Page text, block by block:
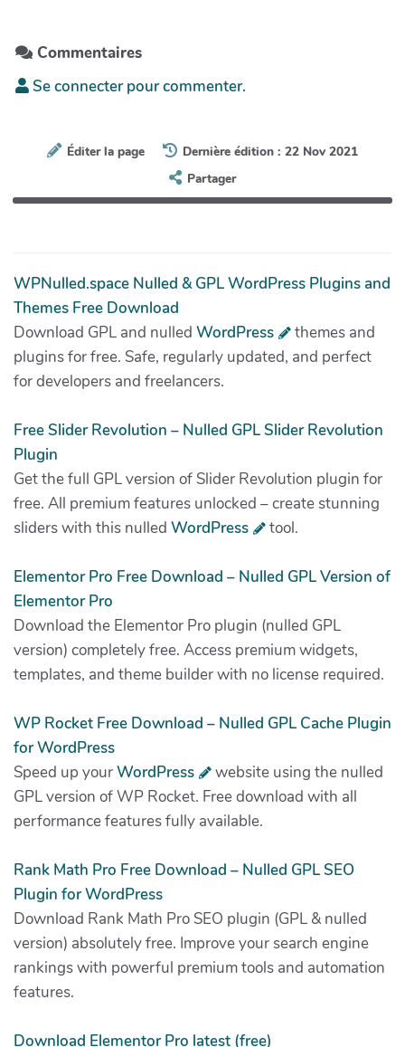
Commentaires
Se connecter pour commenter.
Éditer la page
Dernière édition : 22 Nov 2021
Partager
WPNulled.space Nulled & GPL WordPress Plugins and
Themes Free Download
Download GPL and nulled WordPress
themes and
plugins for free. Safe, regularly updated, and perfect
for developers and freelancers.
Free Slider Revolution – Nulled GPL Slider Revolution
Plugin
Get the full GPL version of Slider Revolution plugin for
free. All premium features unlocked – create stunning
sliders with this nulled WordPress tool.
Elementor Pro Free Download – Nulled GPL Version of
Elementor Pro
Download the Elementor Pro plugin (nulled GPL
version) completely free. Access premium widgets,
templates, and theme builder with no license required.
WP Rocket Free Download – Nulled GPL Cache Plugin
for WordPress
Speed up yourWordPress
website using the nulled
GPL version of WP Rocket. Free download with all
performance features fully available.
Rank Math Pro Free Download – Nulled GPL SEO
Plugin for WordPress
Download Rank Math Pro SEO plugin (GPL & nulled
version) absolutely free. Improve your search engine
rankings with powerful premium tools and automation
features.
Download Elementor Pro latest (free)